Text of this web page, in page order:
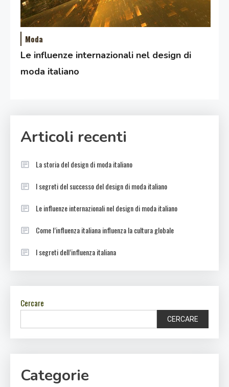
Moda
Le influenze internazionali nel design di
moda italiano
Articoli recenti
La storia del design di moda italiano
I segreti del successo del design di moda italiano
Le influenze internazionali nel design di moda italiano
Come l’influenza italiana influenza la cultura globale
I segreti dell’influenza italiana
Cercare
CERCARE
Categorie